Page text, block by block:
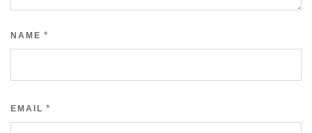
NAME *
EMAIL *